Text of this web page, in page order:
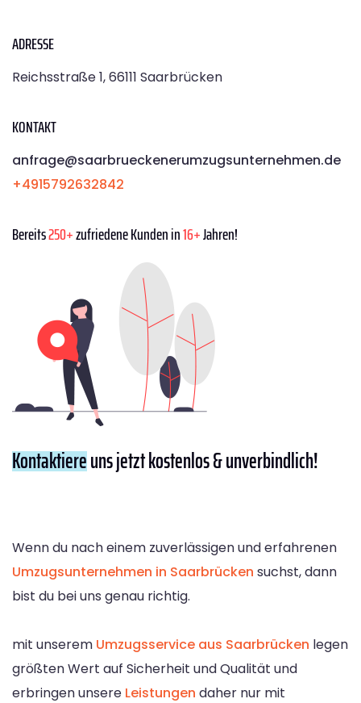
ADRESSE
Reichsstraße 1, 66111 Saarbrücken
KONTAKT
anfrage@saarbrueckenerumzugsunternehmen.de
+4915792632842
Bereits250+zufriedene Kunden in16+Jahren!
Kontaktiereuns jetzt kostenlos & unverbindlich!
Wenn du nach einem zuverlässigen und erfahrenen
Umzugsunternehmen in Saarbrücken suchst, dann
bist du bei uns genau richtig.
mit unserem Umzugsservice aus Saarbrücken legen
größten Wert auf Sicherheit und Qualität und
erbringen unsere Leistungen daher nur mit